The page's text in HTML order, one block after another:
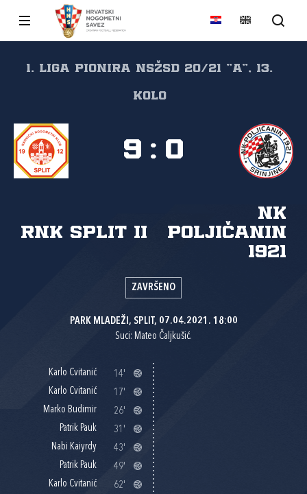
1. liga pionira NSŽSD 20/21 "A", 13.
kolo
RNK Split II
NK
Poljičanin
1921
9 : 0
ZAVRŠENO
PARK MLADEŽI, SPLIT, 07.04.2021. 18:00
Suci: Mateo Čaljkušić.
Karlo Cvitanić
14'
Karlo Cvitanić
17'
Marko Budimir
26'
Patrik Pauk
31'
Nabi Kaiyrdy
43'
Patrik Pauk
49'
Karlo Cvitanić
62'